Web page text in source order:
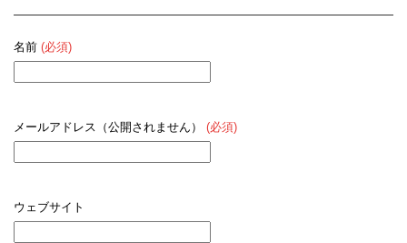
名前 (必須)
メールアドレス（公開されません） (必須)
ウェブサイト